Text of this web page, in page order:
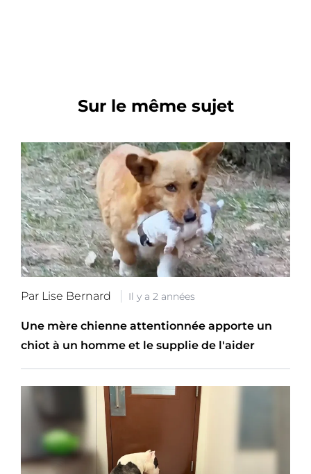
Sur le même sujet
Par Lise Bernard Il y a 2 années
Une mère chienne attentionnée apporte un
chiot à un homme et le supplie de l'aider